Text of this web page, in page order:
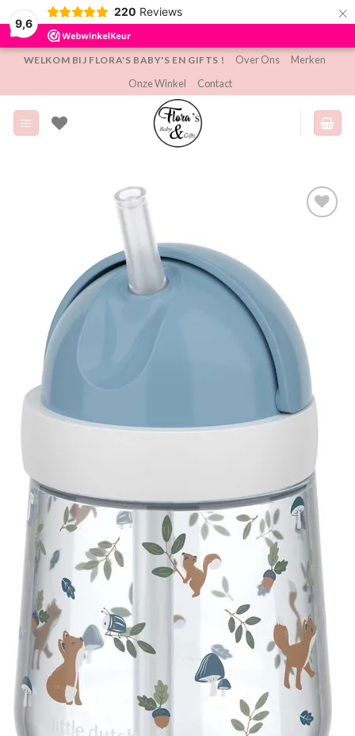
9,6
220 Reviews ×
inhoud
WELKOM BIJ FLORA'S BABY'S EN GIFTS ! Over Ons
Merken
Onze Winkel
Contact